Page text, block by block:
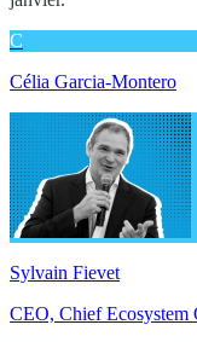
C
Célia Garcia-Montero
Sylvain Fievet
CEO, Chief